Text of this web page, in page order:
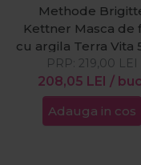
Methode
Kettner Masca de
cu argila Terra Vita
208,05 LEI / buc
PRP: 219,00 LEI
Adauga in cos